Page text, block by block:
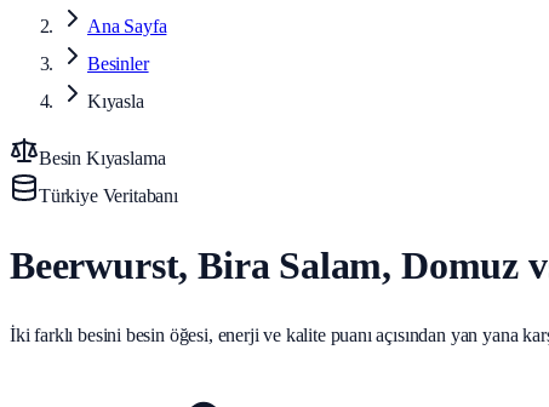
Ana Sayfa
Besinler
Kıyasla
Besin Kıyaslama
Türkiye Veritabanı
Beerwurst, Bira Salam, Domuz
İki farklı besini besin öğesi, enerji ve kalite puanı açısından yan yana